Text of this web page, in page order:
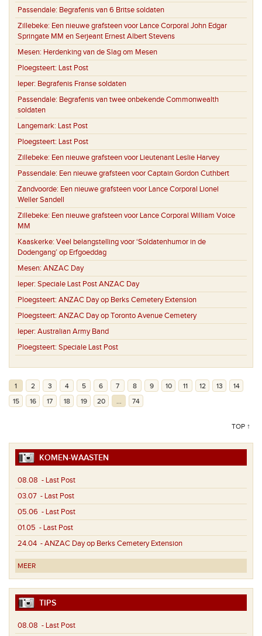
Passendale: Begrafenis van 6 Britse soldaten
Zillebeke: Een nieuwe grafsteen voor Lance Corporal John Edgar
Springate MM en Serjeant Ernest Albert Stevens
Mesen: Herdenking van de Slag om Mesen
Ploegsteert: Last Post
Ieper: Begrafenis Franse soldaten
Passendale: Begrafenis van twee onbekende Commonwealth
soldaten
Langemark: Last Post
Ploegsteert: Last Post
Zillebeke: Een nieuwe grafsteen voor Lieutenant Leslie Harvey
Passendale: Een nieuwe grafsteen voor Captain Gordon Cuthbert
Zandvoorde: Een nieuwe grafsteen voor Lance Corporal Lionel
Weller Sandell
Zillebeke: Een nieuwe grafsteen voor Lance Corporal William Voice
MM
Kaaskerke: Veel belangstelling voor ‘Soldatenhumor in de
Dodengang’ op Erfgoeddag
Mesen: ANZAC Day
Ieper: Speciale Last Post ANZAC Day
Ploegsteert: ANZAC Day op Berks Cemetery Extension
Ploegsteert: ANZAC Day op Toronto Avenue Cemetery
Ieper: Australian Army Band
Ploegsteert: Speciale Last Post
1 2 3 4 5 6 7 8 9 10 11 12 13
14
15
16 17 18 19 20 ... 74
TOP ↑
KOMEN-WAASTEN
08.08 - Last Post
03.07 - Last Post
05.06 - Last Post
01.05 - Last Post
24.04 - ANZAC Day op Berks Cemetery Extension
MEER
TIPS
08.08 - Last Post